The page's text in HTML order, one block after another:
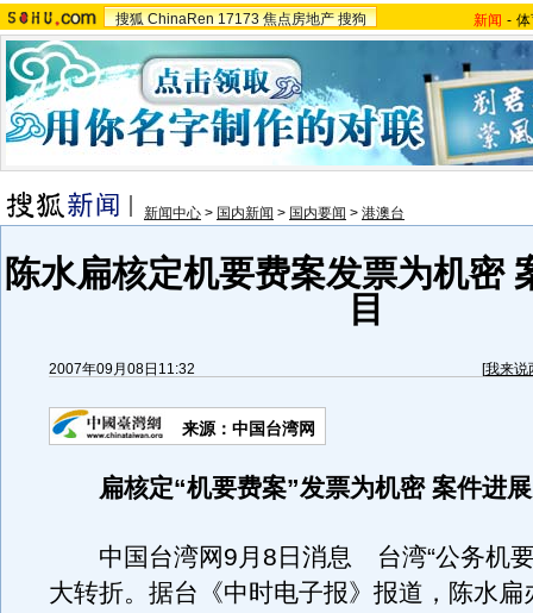
搜狐 ChinaRen 17173 焦点房地产 搜狗 新闻 -
新闻中心 > 国内新闻 > 国内要闻 > 港澳台
陈水扁核定机要费案发票为机密
目
2007年09月08日11:32 [我来说
来源：中国台湾网
扁核定“机要费案”发票为机密 案件进
中国台湾网9月8日消息 台湾“公务机要
大转折。据台《中时电子报》报道，陈水扁